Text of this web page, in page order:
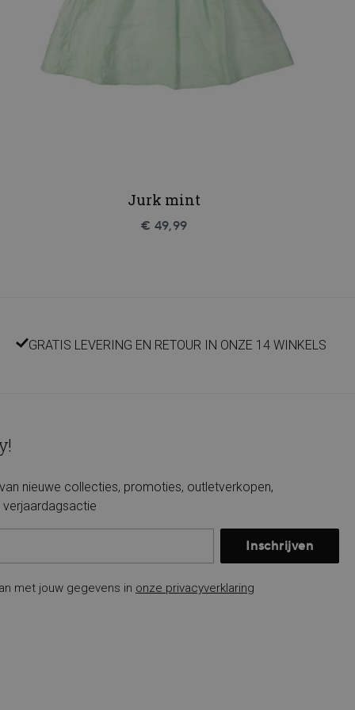
Jurk mint
€ 49,99
GRATIS LEVERING EN RETOUR IN ONZE 14 WINKELS
nieuwe collecties, promoties, outletverkopen,
Inschrijven
met jouw gegevens in onze privacyverklaring